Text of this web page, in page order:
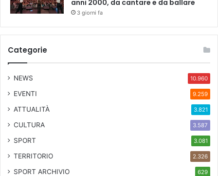
anni 2000, da cantare e da ballare
3 giorni fa
Categorie
NEWS 10.960
EVENTI 9.259
ATTUALITÀ 3.821
CULTURA 3.587
SPORT 3.081
TERRITORIO 2.326
SPORT ARCHIVIO 629